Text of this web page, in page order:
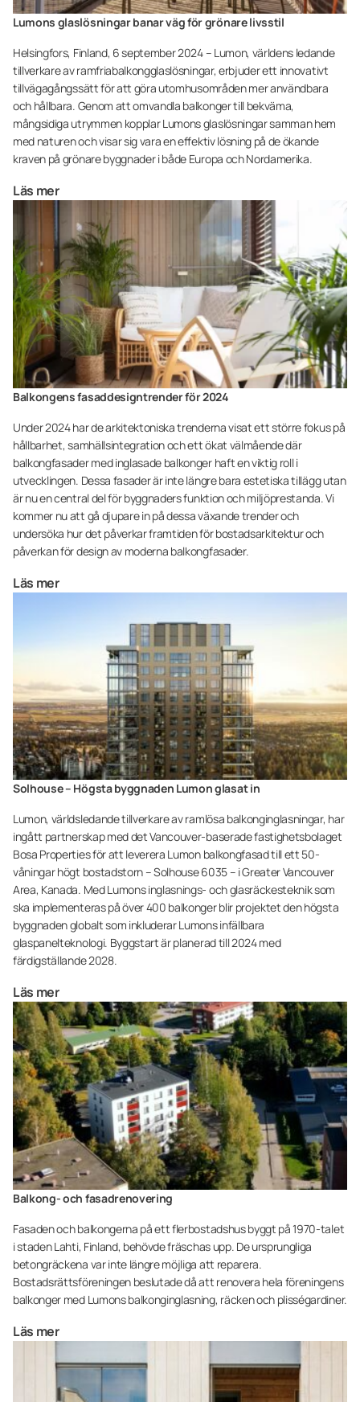
Lumons glaslösningar banar väg för grönare livsstil
Helsingfors, Finland, 6 september 2024 – Lumon, världens ledande
tillverkare av ramfriabalkongglaslösningar, erbjuder ett innovativt
tillvägagångssätt för att göra utomhusområden mer användbara
och hållbara. Genom att omvandla balkonger till bekväma,
mångsidiga utrymmen kopplar Lumons glaslösningar samman hem
med naturen och visar sig vara en effektiv lösning på de ökande
kraven på grönare byggnader i både Europa och Nordamerika.
Läs mer
Balkongens fasaddesigntrender för 2024
Under 2024 har de arkitektoniska trenderna visat ett större fokus på
hållbarhet, samhällsintegration och ett ökat välmående där
balkongfasader med inglasade balkonger haft en viktig roll i
utvecklingen. Dessa fasader är inte längre bara estetiska tillägg utan
är nu en central del för byggnaders funktion och miljöprestanda. Vi
kommer nu att gå djupare in på dessa växande trender och
undersöka hur det påverkar framtiden för bostadsarkitektur och
påverkan för design av moderna balkongfasader.
Läs mer
Solhouse – Högsta byggnaden Lumon glasat in
Lumon, världsledande tillverkare av ramlösa balkonginglasningar, har
ingått partnerskap med det Vancouver-baserade fastighetsbolaget
Bosa Properties för att leverera Lumon balkongfasad till ett 50-
våningar högt bostadstorn – Solhouse 6035 – i Greater Vancouver
Area, Kanada. Med Lumons inglasnings- och glasräckesteknik som
ska implementeras på över 400 balkonger blir projektet den högsta
byggnaden globalt som inkluderar Lumons infällbara
glaspanelteknologi. Byggstart är planerad till 2024 med
färdigställande 2028.
Läs mer
Balkong- och fasadrenovering
Fasaden och balkongerna på ett flerbostadshus byggt på 1970-talet
i staden Lahti, Finland, behövde fräschas upp. De ursprungliga
betongräckena var inte längre möjliga att reparera.
Bostadsrättsföreningen beslutade då att renovera hela föreningens
balkonger med Lumons balkonginglasning, räcken och plisségardiner.
Läs mer